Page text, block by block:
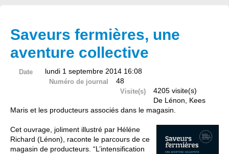
Saveurs fermières, une
aventure collective
Date lundi 1 septembre 2014 16:08
Numéro de journal 48
Visite(s)
4205 visite(s)
De Lénon, Kees
Maris et les producteurs associés dans le magasin.
Cet ouvrage, joliment illustré par Héléne
Richard (Lénon), raconte le parcours de ce
magasin de producteurs. “L’intensification